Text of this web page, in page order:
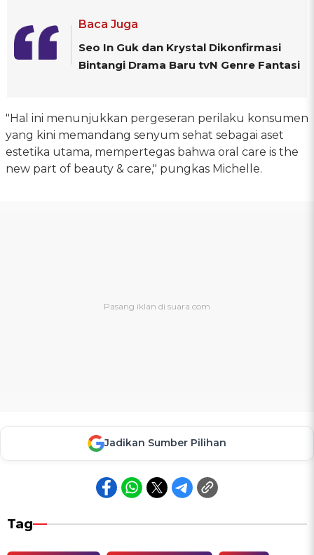
Baca Juga
Seo In Guk dan Krystal Dikonfirmasi
Bintangi Drama Baru tvN Genre Fantasi
"Hal ini menunjukkan pergeseran perilaku konsumen
yang kini memandang senyum sehat sebagai aset
estetika utama, mempertegas bahwa oral care is the
new part of beauty & care," pungkas Michelle.
Jadikan Sumber Pilihan
Tag